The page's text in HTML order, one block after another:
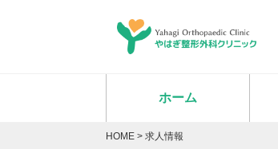
ホーム
HOME > 求人情報